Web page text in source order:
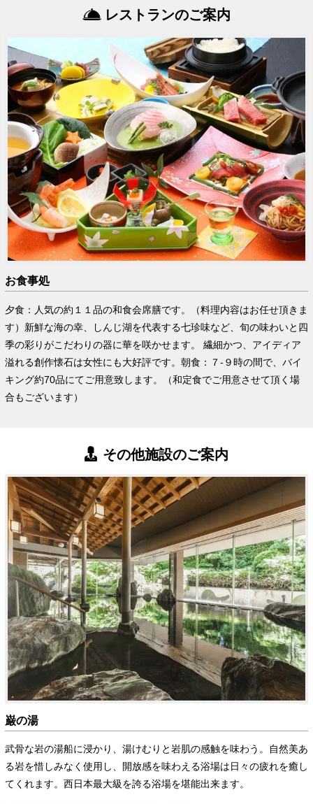
レストランのご案内
お食事処
夕食：人気の約１１品の和食会席膳です。（料理内容はお任せ頂きま
す）新鮮な海の幸、しんじ湖を代表する七珍味など、旬の味わいと四
季の彩りがこだわりの器に華を咲かせます。 繊細かつ、アイディア
溢れる創作懐石は女性にも大好評です。朝食：７-９時の間で、バイ
キング約70品にてご用意致します。（和定食でご用意させて頂く場
合もございます）
その他施設のご案内
巌の湯
武骨な岩の湯船に浸かり、湯けむりと岩肌の感触を味わう。自然美あ
る岩を惜しみなく使用し、開放感を味わえる浴場は日々の疲れを癒し
てくれます。西日本最大級を誇る浴場を堪能出来ます。